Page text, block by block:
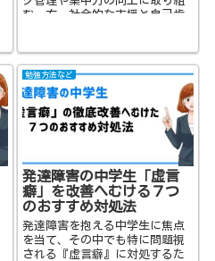
む一方、社会的な支援と自己肯
につながります。発達障害の中
学生と共に成績アップを目指し
ましょう！
勉強方法など
発達障害の中学生「虚言
癖」を改善へむける７つ
のおすすめ対処法
発達障害を抱える中学生に焦点
を当て、その中でも特に問題視
される『虚言癖』に対処するた